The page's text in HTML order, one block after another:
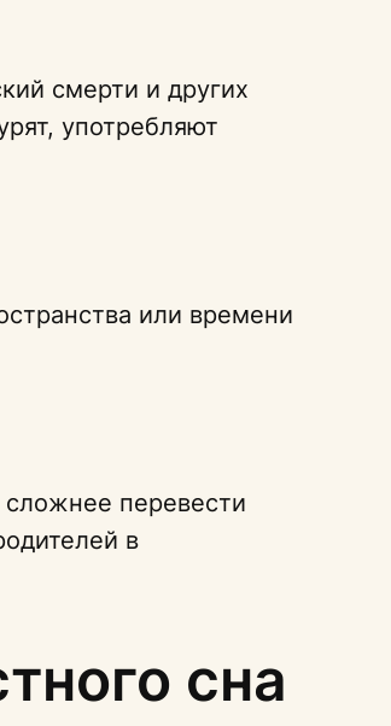
смерти и других
употребляют
или времени
перевести
в
сна